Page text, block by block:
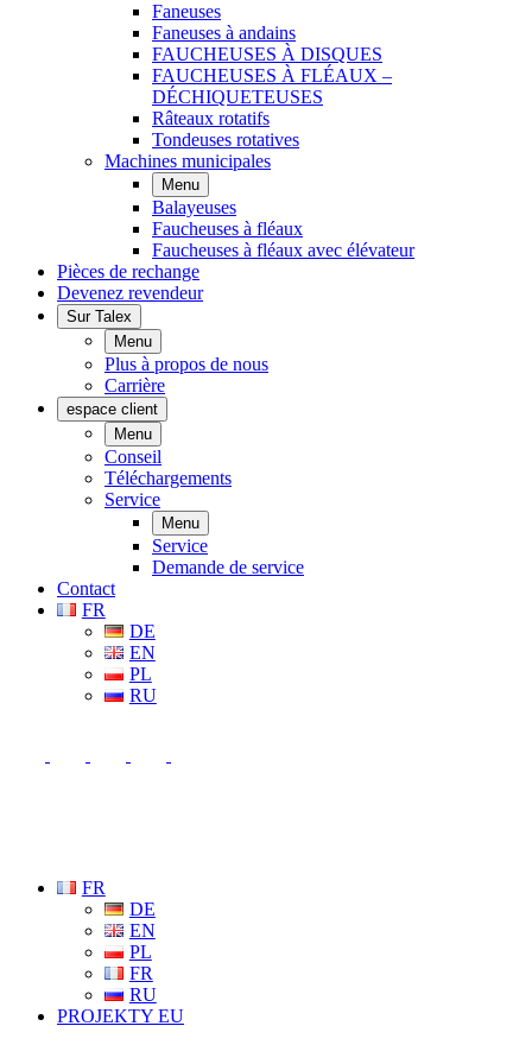
Faneuses
Faneuses à andains
FAUCHEUSES À DISQUES
FAUCHEUSES À FLÉAUX –
DÉCHIQUETEUSES
Râteaux rotatifs
Tondeuses rotatives
Machines municipales
Menu
Balayeuses
Faucheuses à fléaux
Faucheuses à fléaux avec élévateur
Pièces de rechange
Devenez revendeur
Sur Talex
Menu
Plus à propos de nous
Carrière
espace client
Menu
Conseil
Téléchargements
Service
Menu
Service
Demande de service
Contact
FR
DE
EN
PL
RU
FR
DE
EN
PL
FR
RU
PROJEKTY EU